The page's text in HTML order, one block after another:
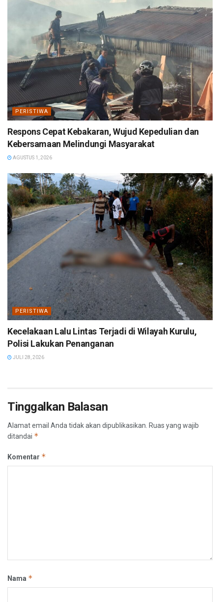
PERISTIWA
Respons Cepat Kebakaran, Wujud Kepedulian dan
Kebersamaan Melindungi Masyarakat
AGUSTUS 1, 2026
PERISTIWA
Kecelakaan Lalu Lintas Terjadi di Wilayah Kurulu,
Polisi Lakukan Penanganan
JULI 28, 2026
Tinggalkan Balasan
Alamat email Anda tidak akan dipublikasikan. Ruas yang wajib
ditandai *
Komentar *
Nama *